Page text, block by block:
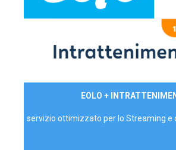
EOLO +
servizio ottimizzato per lo Streaming e